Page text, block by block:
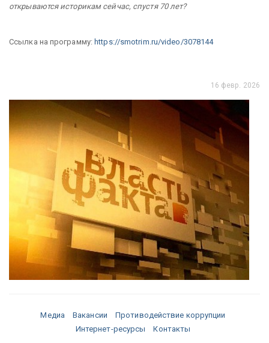
открываются историкам сейчас, спустя 70 лет?
Ссылка на программу:https://smotrim.ru/video/3078144
16 февр. 2026
Медиа Вакансии
Противодействие коррупции
Интернет-ресурсы
Контакты